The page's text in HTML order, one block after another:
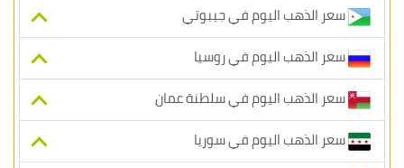
سعر الذهب اليوم في جيبوتي
سعر الذهب اليوم في روسيا
سعر الذهب اليوم في سلطنة عمان
سعر الذهب اليوم في سوريا